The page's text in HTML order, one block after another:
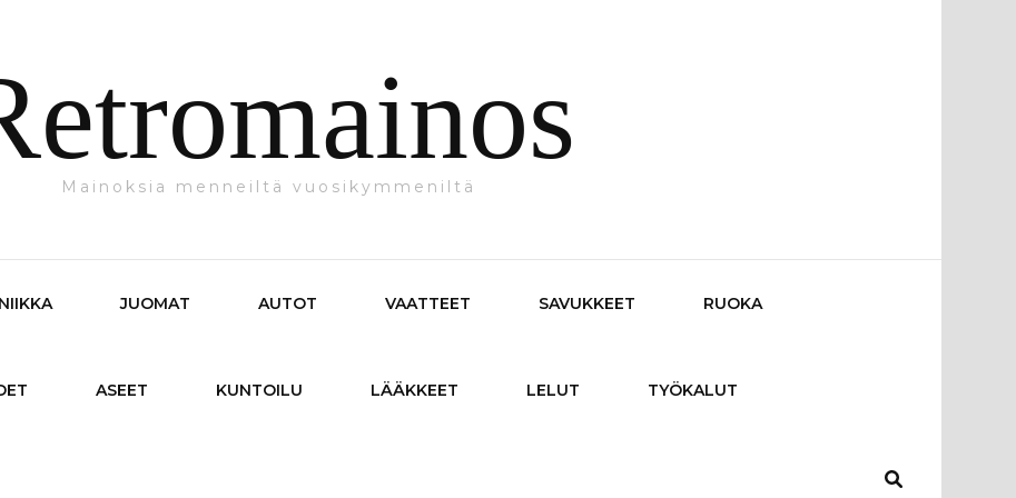
Mainoksia menneiltä vuosikymmeniltä
JUOMAT AUTOT VAATTEET SAVUKKEET RUOKA
ASEET KUNTOILU LÄÄKKEET LELUT TYÖKALUT